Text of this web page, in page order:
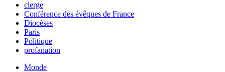
clerge
Conférence des évêques de France
Diocèses
Paris
Politique
profanation
Monde